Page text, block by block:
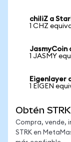
chiliZ a
1 CHZ
JasmyCoin
1 JASMY
Eigenlayer
1 EIGEN
Obtén
Compra, vende,
STRK en